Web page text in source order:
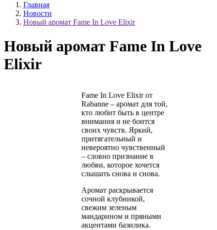
Главная
Новости
Новый аромат Fame In Love Elixir
Новый аромат Fame In Love
Elixir
Fame In Love Elixir от
Rabanne – аромат для той,
кто любит быть в центре
внимания и не боится
своих чувств. Яркий,
притягательный и
невероятно чувственный
– словно признание в
любви, которое хочется
слышать снова и снова.
Аромат раскрывается
сочной клубникой,
свежим зеленым
мандарином и пряными
акцентами базилика.